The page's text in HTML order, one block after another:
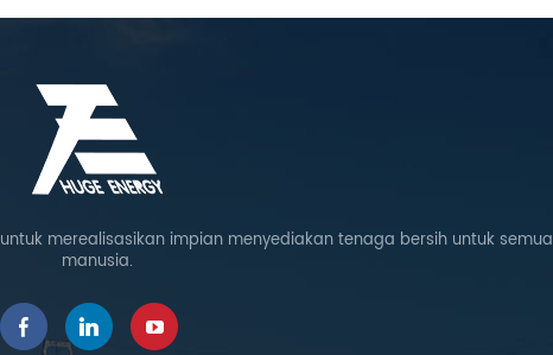
merealisasikan impian menyediakan tenaga bersih untuk semua
manusia.